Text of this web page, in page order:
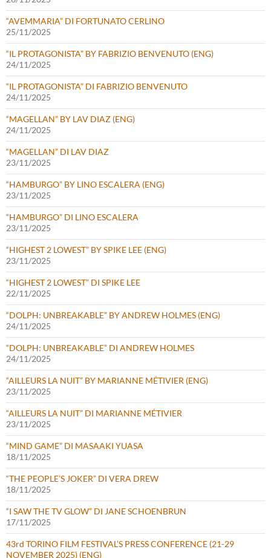
“AVEMMARIA” DI FORTUNATO CERLINO
25/11/2025
“IL PROTAGONISTA” BY FABRIZIO BENVENUTO (ENG)
24/11/2025
“IL PROTAGONISTA” DI FABRIZIO BENVENUTO
24/11/2025
“MAGELLAN” BY LAV DIAZ (ENG)
24/11/2025
“MAGELLAN” DI LAV DIAZ
23/11/2025
“HAMBURGO” BY LINO ESCALERA (ENG)
23/11/2025
“HAMBURGO” DI LINO ESCALERA
23/11/2025
“HIGHEST 2 LOWEST” BY SPIKE LEE (ENG)
23/11/2025
“HIGHEST 2 LOWEST” DI SPIKE LEE
22/11/2025
“DOLPH: UNBREAKABLE” BY ANDREW HOLMES (ENG)
24/11/2025
“DOLPH: UNBREAKABLE” DI ANDREW HOLMES
24/11/2025
“AILLEURS LA NUIT” BY MARIANNE MÉTIVIER (ENG)
23/11/2025
“AILLEURS LA NUIT” DI MARIANNE MÉTIVIER
23/11/2025
“MIND GAME” DI MASAAKI YUASA
18/11/2025
“THE PEOPLE’S JOKER” DI VERA DREW
18/11/2025
“I SAW THE TV GLOW” DI JANE SCHOENBRUN
17/11/2025
43rd TORINO FILM FESTIVAL’S PRESS CONFERENCE (21-29
NOVEMBER 2025) (ENG)